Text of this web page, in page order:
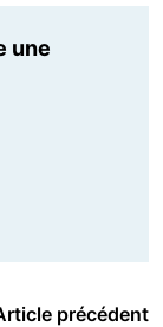
une
précédent